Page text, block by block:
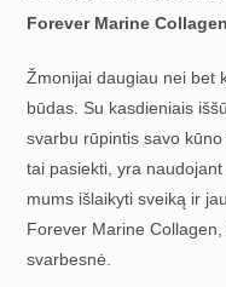
Forever Marine Collagen
Žmonijai daugiau nei bet
būdas. Su kasdieniais
svarbu rūpintis savo
tai pasiekti, yra
mums išlaikyti sveiką ir
Forever Marine
svarbesnė.